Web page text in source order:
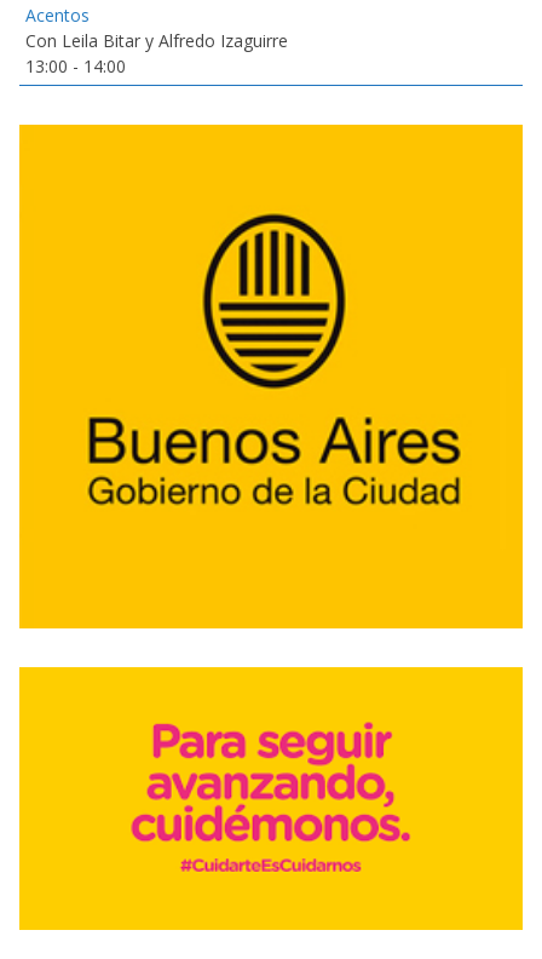
Acentos
Con Leila Bitar y Alfredo Izaguirre
13:00 - 14:00